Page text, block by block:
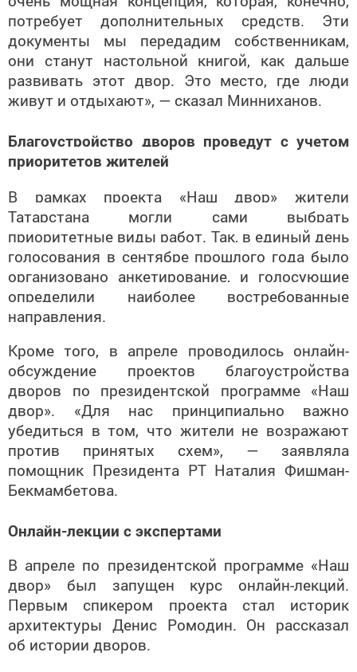
потребует дополнительных средств. Эти
документы мы передадим собственникам,
они станут настольной книгой, как дальше
развивать этот двор. Это место, где люди
живут и отдыхают», — сказал Минниханов.
Благоустройство дворов проведут с учетом
приоритетов жителей
В рамках проекта «Наш двор» жители
Татарстана могли сами выбрать
приоритетные виды работ. Так, в единый день
голосования в сентябре прошлого года было
организовано анкетирование, и голосующие
определили наиболее востребованные
направления.
Кроме того, в апреле проводилось онлайн-
обсуждение проектов благоустройства
дворов по президентской программе «Наш
двор». «Для нас принципиально важно
убедиться в том, что жители не возражают
против принятых схем», — заявляла
помощник Президента РТ Наталия Фишман-
Бекмамбетова.
Онлайн-лекции с экспертами
В апреле по президентской программе «Наш
двор» был запущен курс онлайн-лекций.
Первым спикером проекта стал историк
архитектуры Денис Ромодин. Он рассказал
об истории дворов.